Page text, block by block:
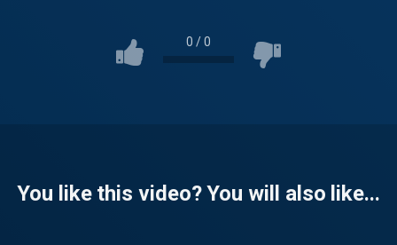
0 /0
You like this video? You will also like...